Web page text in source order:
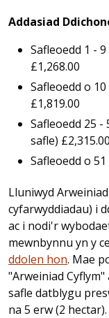
Addasiad
Safleoedd 1 -
£1,268.00
Safleoedd o
£1,819.00
Safleoedd 25
safle) £2,315.00
Safleoedd o
Lluniwyd
cyfarwyddiadau) i
ac i nodi'r
mewnbynnu yn y
ddolen hon. Mae
"Arweiniad
safle datblygu
na 5 erw (2